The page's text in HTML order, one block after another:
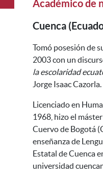
Académico de
Cuenca
Tomó posesión de
2003 con un
la escolaridad
Jorge Isaac Cazorla.
Licenciado en
1968, hizo el
Cuervo de Bogotá
enseñanza de
Estatal de Cuenca
universidad